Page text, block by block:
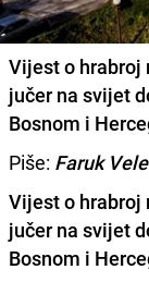
Vijest o hrabroj
jučer na svijet
Bosnom i
Piše: Faruk Vele
Vijest o hrabroj
jučer na svijet
Bosnom i